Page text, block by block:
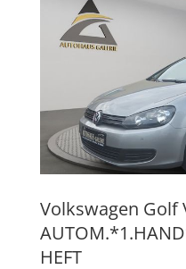
Volkswagen Golf
HEFT